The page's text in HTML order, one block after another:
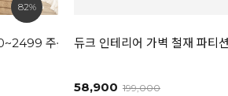
82%
주문제작 상품
듀크 인테리어 가벽 철재 파
58,900 199,000